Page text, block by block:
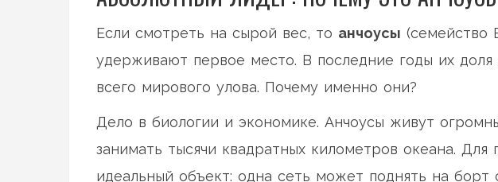
Если смотреть на сырой вес, то анчоусы (семейство
удерживают первое место. В последние годы их доля
всего мирового улова. Почему именно они?
Дело в биологии и экономике. Анчоусы живут
занимать тысячи квадратных километров океана.
идеальный объект: одна сеть может поднять на борт